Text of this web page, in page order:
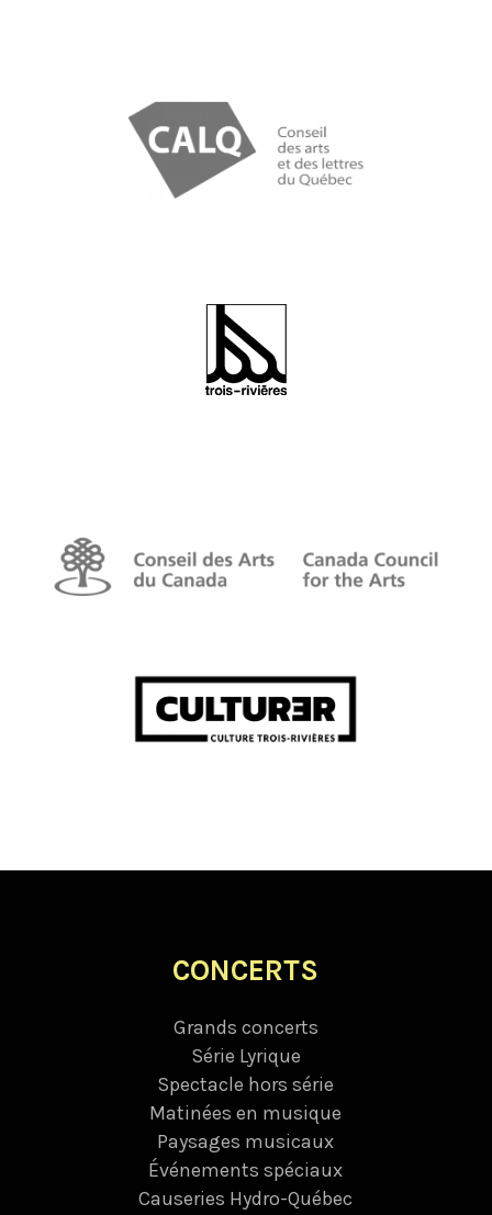
CONCERTS
Grands concerts
Série Lyrique
Spectacle hors série
Matinées en musique
Paysages musicaux
Événements spéciaux
Causeries Hydro-Québec